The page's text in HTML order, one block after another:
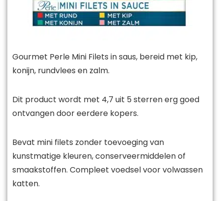
Gourmet Perle Mini Filets in saus, bereid met kip,
konijn, rundvlees en zalm.
Dit product wordt met 4,7 uit 5 sterren erg goed
ontvangen door eerdere kopers.
Bevat mini filets zonder toevoeging van
kunstmatige kleuren, conserveermiddelen of
smaakstoffen. Compleet voedsel voor volwassen
katten.